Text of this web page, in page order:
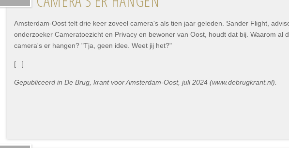
Amsterdam-Oost telt drie keer zoveel camera's als tien jaar geleden. Sander Flight,
onderzoeker Cameratoezicht en Privacy en bewoner van Oost, houdt dat bij. Waarom al
camera's er hangen? "Tja, geen idee. Weet jij het?"
[...]
Gepubliceerd in De Brug, krant voor Amsterdam-Oost, juli 2024 (www.debrugkrant.nl).